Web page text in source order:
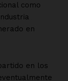
como
en
en los